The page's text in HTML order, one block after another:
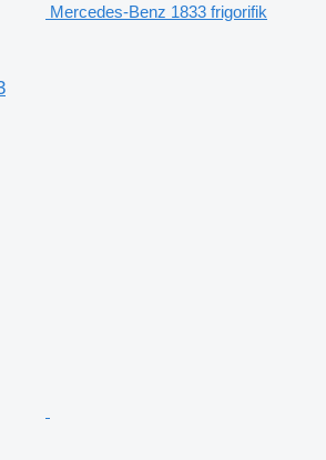
Mercedes-Benz 1833 frigorifik